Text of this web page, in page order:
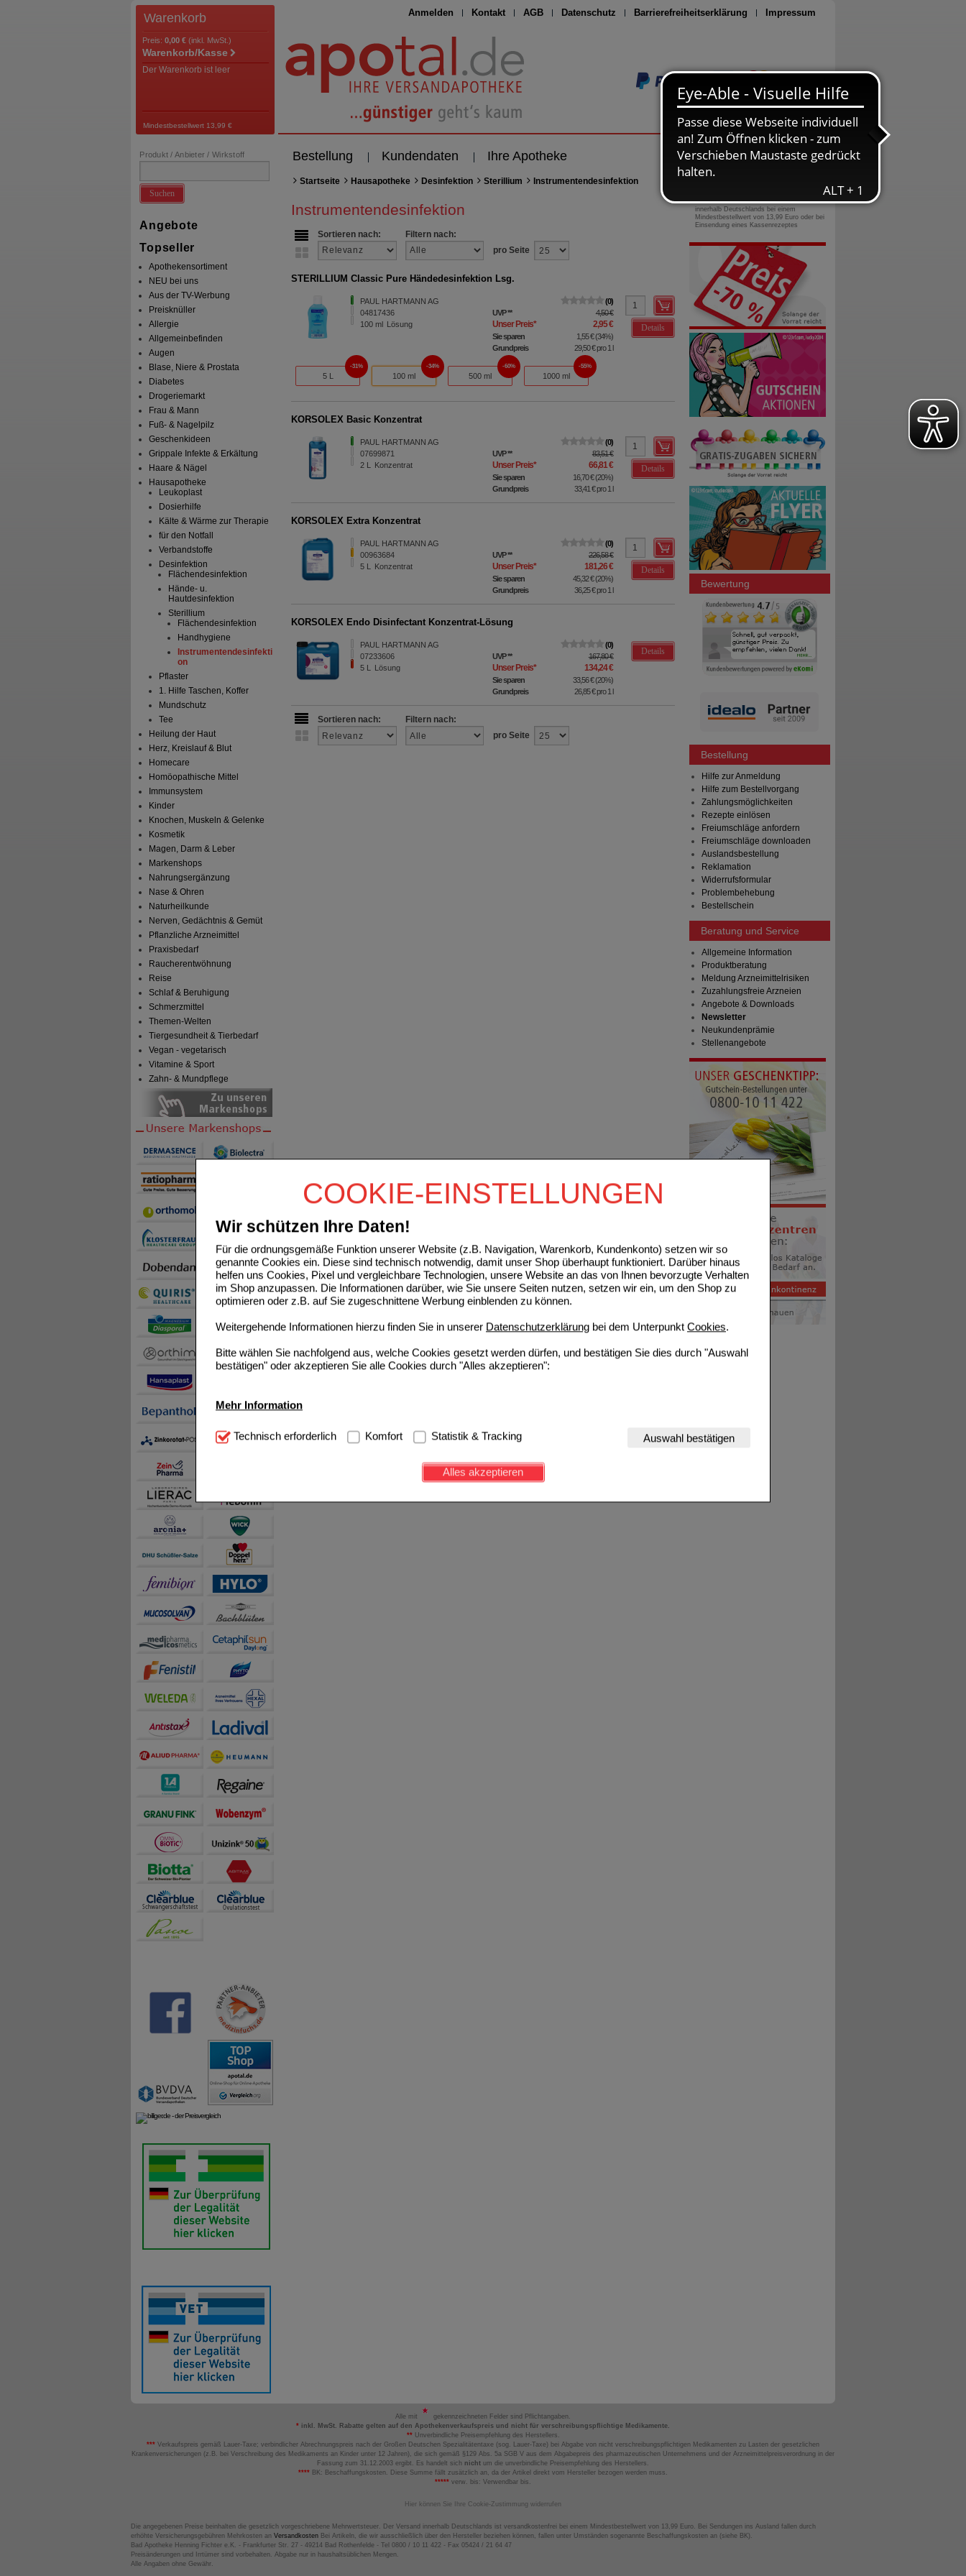
COOKIE-EINSTELLUNGEN
Wir schützen Ihre Daten!
Für die ordnungsgemäße Funktion unserer Website (z.B. Navigation, Warenkorb, Kundenkonto) setzen wir so
genannte Cookies ein. Diese sind technisch notwendig, damit unser Shop überhaupt funktioniert. Darüber hinaus
helfen uns Cookies, Pixel und vergleichbare Technologien, unsere Website an das von Ihnen bevorzugte Verhalten
im Shop anzupassen. Die Informationen darüber, wie Sie unsere Seiten nutzen, setzen wir ein, um den Shop zu
optimieren oder z.B. auf Sie zugeschnittene Werbung einblenden zu können.
Weitergehende Informationen hierzu finden Sie in unserer Datenschutzerklärung bei dem Unterpunkt Cookies.
Bitte wählen Sie nachfolgend aus, welche Cookies gesetzt werden dürfen, und bestätigen Sie dies durch "Auswahl
bestätigen" oder akzeptieren Sie alle Cookies durch "Alles akzeptieren":
Mehr Information
Technisch Notwendig: Hierbei handelt es sich um Cookies, die für die Grundfunktionen unserer Website
notwendig sind (z.B. Navigation, Warenkorb, Kundenkonto), weshalb auf diese nicht verzichtet werden kann.
Diese Cookies werden genutzt um das Einkaufserlebnis noch ansprechender zu gestalten,
beispielsweise für die Wiedererkennung des Besuchers oder unsere Seite an bevorzugte Verhaltensweisen (z.B.
Inhalte anzuzeigen und unser Partnerprogramm zu betreiben.
Statistik & Tracking:
sammeln, mit deren Hilfe wir unsere Website weiter für Sie optimieren können, den Inhalt auf unserer Website aber
auch die Werbung auf Drittseiten möglichst relevant für Sie zu gestalten. Bitte beachten Sie, dass Daten hierfür
teilweise an Dritte wie z.B. Google oder soziale Medien übertragen werden.
Technisch erforderlich Komfort Statistik & Tracking Auswahl bestätigen
Alles akzeptieren
Anmelden Kontakt AGB Datenschutz Barrierefreiheitserklärung Impressum
Seite drucken
Warenkorb
Preis: 0,00 € (inkl. MwSt.)
Warenkorb/Kasse
Der Warenkorb ist leer
Mindestbestellwert 13,99 €
Bestellung Kundendaten Ihre Apotheke
Produkt / Anbieter / Wirkstoff
Suchen
Angebote
Topseller
Apothekensortiment
NEU bei uns
Aus der TV-Werbung
Preisknüller
Allergie
Allgemeinbefinden
Augen
Blase, Niere & Prostata
Diabetes
Drogeriemarkt
Frau & Mann
Fuß- & Nagelpilz
Geschenkideen
Grippale Infekte & Erkältung
Haare & Nägel
Hausapotheke
Leukoplast
Dosierhilfe
Kälte & Wärme zur Therapie
für den Notfall
Verbandstoffe
Desinfektion
Flächendesinfektion
Hände- u.
Hautdesinfektion
Sterillium
Flächendesinfektion
Handhygiene
Instrumentendesinfekti
on
Pflaster
1. Hilfe Taschen, Koffer
Mundschutz
Tee
Heilung der Haut
Herz, Kreislauf & Blut
Homecare
Homöopathische Mittel
Immunsystem
Kinder
Knochen, Muskeln & Gelenke
Kosmetik
Magen, Darm & Leber
Markenshops
Nahrungsergänzung
Nase & Ohren
Naturheilkunde
Nerven, Gedächtnis & Gemüt
Pflanzliche Arzneimittel
Praxisbedarf
Raucherentwöhnung
Reise
Schlaf & Beruhigung
Schmerzmittel
Themen-Welten
Tiergesundheit & Tierbedarf
Vegan - vegetarisch
Vitamine & Sport
Zahn- & Mundpflege
Startseite Hausapotheke Desinfektion Sterillium Instrumentendesinfektion
Instrumentendesinfektion
Sortieren nach:
Filtern nach:
pro Seite
STERILLIUM Classic Pure Händedesinfektion Lsg.
PAUL HARTMANN AG
04817436
100 ml Lösung
0
UVP** 4,50 €
Unser Preis* 2,95 €
Sie sparen 1,55 €(34%)
Grundpreis
29,50 €pro 1 l
Details
5 L
31%
100 ml
34%
500 ml
60%
1000 ml
55%
KORSOLEX Basic Konzentrat
PAUL HARTMANN AG
07699871
2
Konzentrat
0
UVP** 83,51 €
Unser Preis* 66,81 €
Sie sparen 16,70 €(20%)
Grundpreis
33,41 €pro 1 l
Details
KORSOLEX Extra Konzentrat
PAUL HARTMANN AG
00963684
5 L Konzentrat
0
UVP** 226,58 €
Unser Preis* 181,26 €
Sie sparen 45,32 €(20%)
Grundpreis
36,25 €pro 1 l
Details
KORSOLEX Endo Disinfectant Konzentrat-Lösung
PAUL HARTMANN AG
07233606
5 L Lösung
0
UVP** 167,80 €
Unser Preis* 134,24 €
Sie sparen 33,56 €(20%)
Grundpreis
26,85 €pro 1 l
Details
Sortieren nach:
Filtern nach:
pro Seite
0800-10 11 422
gebührenfreie Rufnummer
innerhalb Deutschlands bei einem
Mindestbestellwert von 13,99 Euro oder bei
Einsendung eines Kassenrezeptes
Bewertung
Bestellung
Hilfe zur Anmeldung
Hilfe zum Bestellvorgang
Zahlungsmöglichkeiten
Rezepte einlösen
Freiumschläge anfordern
Freiumschläge downloaden
Auslandsbestellung
Reklamation
Widerrufsformular
Problembehebung
Bestellschein
Beratung und Service
Allgemeine Information
Produktberatung
Meldung Arzneimittelrisiken
Zuzahlungsfreie Arzneien
Angebote & Downloads
Newsletter
Neukundenprämie
Stellenangebote
Alle mit
gekennzeichneten Felder sind Pflichtangaben.
* inkl. MwSt. Rabatte gelten auf den Apothekenverkaufspreis und nicht für verschreibungspflichtige Medikamente.
**Unverbindliche Preisempfehlung des Herstellers.
*** Verkaufspreis gemäß Lauer-Taxe; verbindlicher Abrechnungspreis nach der Großen Deutschen Spezialitätentaxe (sog. Lauer-Taxe) bei Abgabe von nicht verschreibungspflichtigen Medikamenten zu Lasten der gesetzlichen
Krankenversicherungen (z.B. bei Verschreibung des Medikaments an Kinder unter 12 Jahren), die sich gemäß §129 Abs. 5a SGB V aus dem Abgabepreis des pharmazeutischen Unternehmens und der Arzneimittelpreisverordnung in der
Fassung zum 31.12.2003 ergibt. Es handelt sich nicht um die unverbindliche Preisempfehlung des Herstellers.
**** BK: Beschaffungskosten. Diese Summe fällt zusätzlich an, da der Artikel direkt vom Hersteller bezogen werden muss.
***** verw. bis: Verwendbar bis.
Hier können Sie Ihre Cookie-Zustimmung widerrufen
Die angegebenen Preise beinhalten die gesetzlich vorgeschriebene Mehrwertsteuer. Der Versand innerhalb Deutschlands ist versandkostenfrei bei einem Mindestbestellwert von 13,99 Euro. Bei Sendungen ins Ausland fallen durch
erhöhte Versicherungsgebühren Mehrkosten an Versandkosten Bei Artikeln, die wir ausschließlich über den Hersteller beziehen können, fallen unter Umständen sogenannte Beschaffungskosten an (siehe BK).
Bad Apotheke Henning Fichter e.K. - Frankfurter Str. 27 - 49214 Bad Rothenfelde - Tel 0800 / 10 11 422 - Fax 05424 / 21 64 47
Preisänderungen und Irrtümer sind vorbehalten. Abgabe nur in haushaltsüblichen Mengen.
Alle Angaben ohne Gewähr.